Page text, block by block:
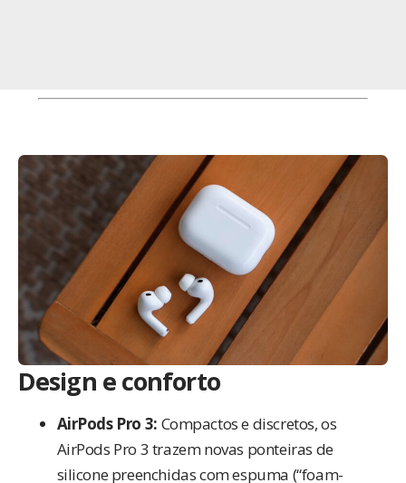
Design e conforto
AirPods Pro 3: Compactos e discretos, os
AirPods Pro 3 trazem novas ponteiras de
silicone preenchidas com espuma (“foam-